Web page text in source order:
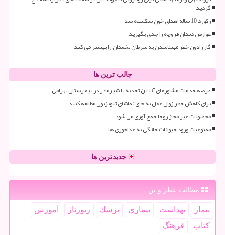
گردید
رکورد 10 ساله اهدای خون شکسته شد
عوارض دندان قروچه را جدی بگیرید
گاز رادون خطر مبتلاشدن به سرطان تخمدان را بیشتر می کند
جالب ترین ها
عرضه خدمات مشاوره ای آنلاین تغذیه با شیرمادر در بیمارستان بهرامی
برای کاهش خطر زوال عقل به جای تماشای تلویزیون مطالعه کنید
محصولات غیر مجاز روجا جمع آوری می شود
ممنوعیت ورود حیوانات خانگی به غذاخوری ها
جدیدترین ها
مطالب عطر و تن
بیمار بهداشت بیماری پزشك رپورتاژ
آموزش
كتاب
فرهنگ